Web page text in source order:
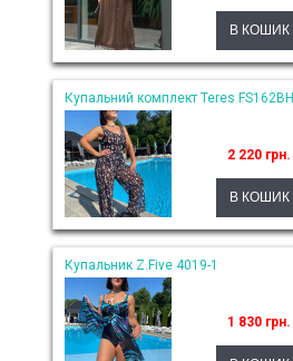
Купальний комплект Teres FS162BH
2 220 грн.
Купальник Z.Five 4019-1
1 830 грн.